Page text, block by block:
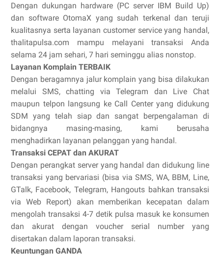
Dengan dukungan hardware (PC server IBM Build Up)
dan software OtomaX yang sudah terkenal dan teruji
kualitasnya serta layanan customer service yang handal,
thalitapulsa.com mampu melayani transaksi Anda
selama 24 jam sehari, 7 hari seminggu alias nonstop.
Layanan Komplain TERBAIK
Dengan beragamnya jalur komplain yang bisa dilakukan
melalui SMS, chatting via Telegram dan Live Chat
maupun telpon langsung ke Call Center yang didukung
SDM yang telah siap dan sangat berpengalaman di
bidangnya masing-masing, kami berusaha
menghadirkan layanan pelanggan yang handal.
Transaksi CEPAT dan AKURAT
Dengan perangkat server yang handal dan didukung line
transaksi yang bervariasi (bisa via SMS, WA, BBM, Line,
GTalk, Facebook, Telegram, Hangouts bahkan transaksi
via Web Report) akan memberikan kecepatan dalam
mengolah transaksi 4-7 detik pulsa masuk ke konsumen
dan akurat dengan voucher serial number yang
disertakan dalam laporan transaksi.
Keuntungan GANDA